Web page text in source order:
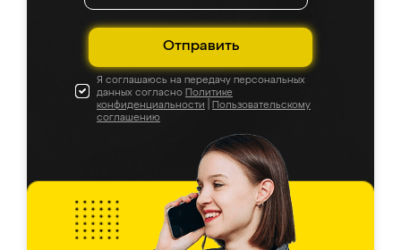
Отправить
Я соглашаюсь на передачу персональных
данных согласно Политике
конфиденциальности
Пользовательскому
соглашению